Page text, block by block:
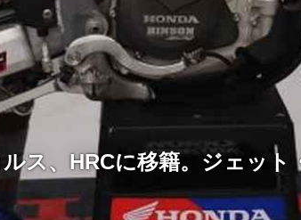
ス、HRCに移籍。ジェット